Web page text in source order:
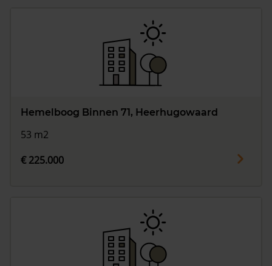
Hemelboog Binnen 71, Heerhugowaard
53 m2
€ 225.000